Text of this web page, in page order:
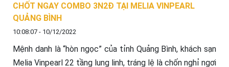
CHỐT NGAY COMBO 3N2Đ TẠI MELIA VINPEARL
QUẢNG BÌNH
10:08:07 - 10/12/2022
Mệnh danh là “hòn ngọc” của tỉnh Quảng Bình, khách sạn
Melia Vinpearl 22 tầng lung linh, tráng lệ là chốn nghỉ ngơi